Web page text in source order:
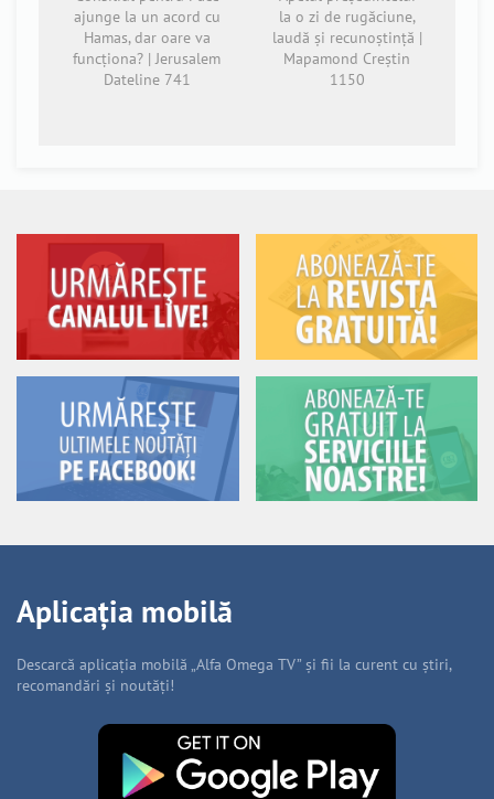
ajunge la un acord cu
Hamas, dar oare va
funcționa? | Jerusalem
Dateline 741
la o zi de rugăciune,
laudă și recunoștință |
Mapamond Creștin
1150
Aplicația mobilă
Descarcă aplicația mobilă „Alfa Omega TV” și fii la curent cu știri,
recomandări și noutăți!